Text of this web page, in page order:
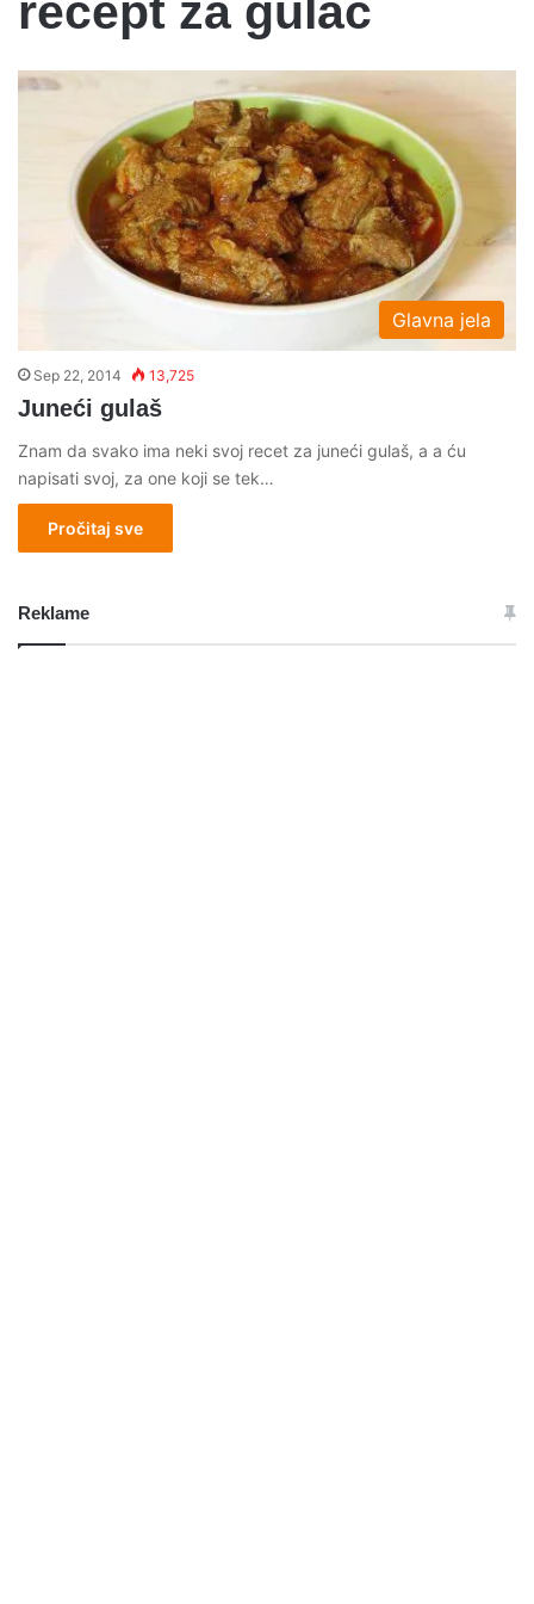
recept za gulac
Glavna jela
Sep 22, 2014 13,725
Juneći gulaš
Znam da svako ima neki svoj recet za juneći gulaš, a a ću
napisati svoj, za one koji se tek…
Pročitaj sve
Reklame